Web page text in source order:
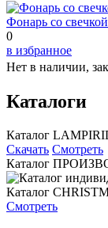
Фонарь со
0
в избранное
Нет в наличии,
Каталоги
Каталог
Скачать Смотреть
Каталог
Каталог
Смотреть